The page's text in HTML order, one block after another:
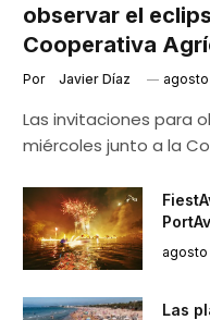
observar el
Cooperativa
Por Javier Díaz agosto
Las invitaciones para
miércoles junto a la
agosto
Las